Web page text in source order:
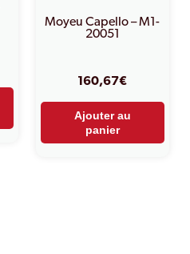
Moyeu Capello – M1-
20051
160,67€
Ajouter au
panier